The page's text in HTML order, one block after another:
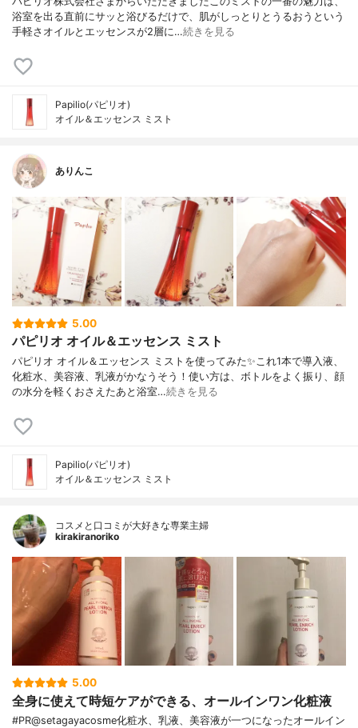
浴室を出る直前にサッと浴びるだけで、肌がしっとりとうるおうという
手軽さオイルとエッセンスが2層に…続きを見る
Papilio(パピリオ)
オイル＆エッセンス ミスト
ありんこ
5.00
パピリオ オイル＆エッセンス ミスト
パピリオ オイル＆エッセンス ミストを使ってみた✨これ1本で導入液、
化粧水、美容液、乳液がかなうそう！使い方は、ボトルをよく振り、顔
の水分を軽くおさえたあと浴室…続きを見る
Papilio(パピリオ)
オイル＆エッセンス ミスト
コスメと口コミが大好きな専業主婦
kirakiranoriko
5.00
全身に使えて時短ケアができる、オールインワン化粧液
#PR@setagayacosme化粧水、乳液、美容液が一つになったオールイン